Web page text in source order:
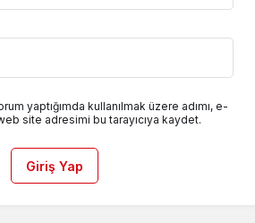
yaptığımda kullanılmak üzere adımı, e-
site adresimi bu tarayıcıya kaydet.
Giriş Yap